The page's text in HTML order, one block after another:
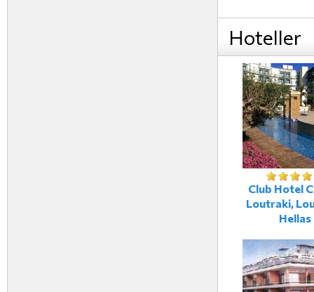
Hoteller
Club Hotel
Loutraki,
Hellas